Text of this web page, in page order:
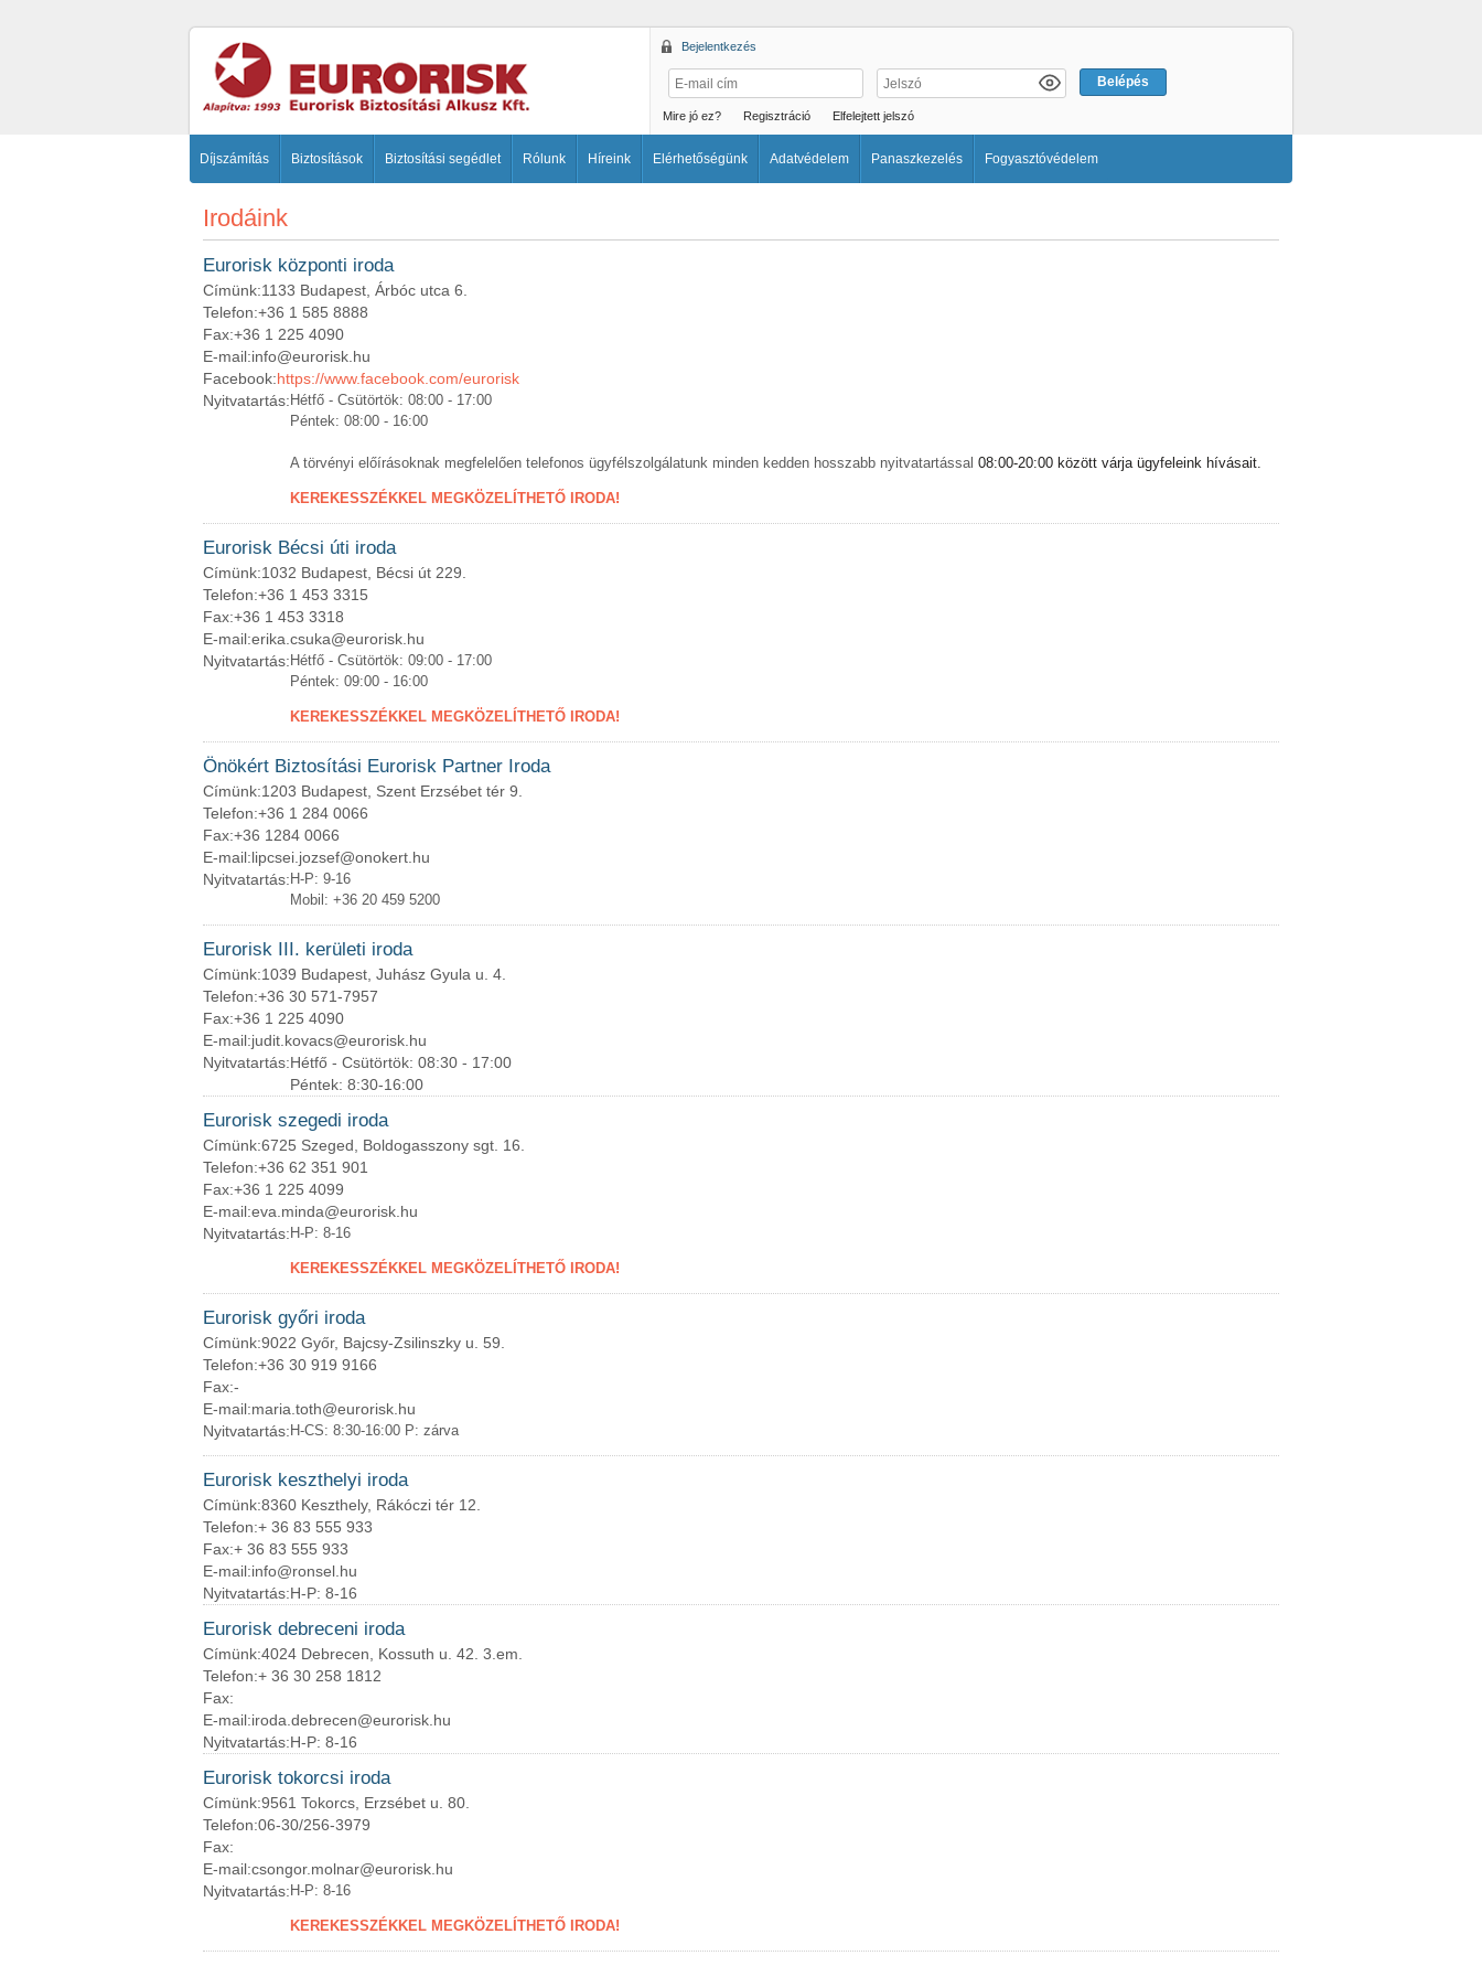
Bejelentkezés
Mire jó ez? Regisztráció Elfelejtett jelszó
Díjszámítás Biztosítások Biztosítási segédlet Rólunk Híreink Elérhetőségünk Adatvédelem Panaszkezelés Fogyasztóvédelem
Irodáink
Eurorisk központi iroda
Címünk:1133 Budapest, Árbóc utca 6.
Telefon:+36 1 585 8888
Fax:+36 1 225 4090
E-mail:info@eurorisk.hu
Facebook:https://www.facebook.com/eurorisk
Nyitvatartás: Hétfő - Csütörtök: 08:00 - 17:00
Péntek: 08:00 - 16:00
A törvényi előírásoknak megfelelően telefonos ügyfélszolgálatunk minden kedden hosszabb nyitvatartással 08:00-20:00 között várja ügyfeleink hívásait.
KEREKESSZÉKKEL MEGKÖZELÍTHETŐ IRODA!
Eurorisk Bécsi úti iroda
Címünk:1032 Budapest, Bécsi út 229.
Telefon:+36 1 453 3315
Fax:+36 1 453 3318
E-mail:erika.csuka@eurorisk.hu
Nyitvatartás: Hétfő - Csütörtök: 09:00 - 17:00
Péntek: 09:00 - 16:00
KEREKESSZÉKKEL MEGKÖZELÍTHETŐ IRODA!
Önökért Biztosítási Eurorisk Partner Iroda
Címünk:1203 Budapest, Szent Erzsébet tér 9.
Telefon:+36 1 284 0066
Fax:+36 1284 0066
E-mail:lipcsei.jozsef@onokert.hu
Nyitvatartás: H-P: 9-16
Mobil: +36 20 459 5200
Eurorisk III. kerületi iroda
Címünk:1039 Budapest, Juhász Gyula u. 4.
Telefon:+36 30 571-7957
Fax:+36 1 225 4090
E-mail:judit.kovacs@eurorisk.hu
Nyitvatartás:Hétfő - Csütörtök: 08:30 - 17:00
Péntek: 8:30-16:00
Eurorisk szegedi iroda
Címünk:6725 Szeged, Boldogasszony sgt. 16.
Telefon:+36 62 351 901
Fax:+36 1 225 4099
E-mail:eva.minda@eurorisk.hu
Nyitvatartás: H-P: 8-16
KEREKESSZÉKKEL MEGKÖZELÍTHETŐ IRODA!
Eurorisk győri iroda
Címünk:9022 Győr, Bajcsy-Zsilinszky u. 59.
Telefon:+36 30 919 9166
Fax:-
E-mail:maria.toth@eurorisk.hu
Nyitvatartás: H-CS: 8:30-16:00 P: zárva
Eurorisk keszthelyi iroda
Címünk:8360 Keszthely, Rákóczi tér 12.
Telefon:+ 36 83 555 933
Fax:+ 36 83 555 933
E-mail:info@ronsel.hu
Nyitvatartás:H-P: 8-16
Eurorisk debreceni iroda
Címünk:4024 Debrecen, Kossuth u. 42. 3.em.
Telefon:+ 36 30 258 1812
Fax:
E-mail:iroda.debrecen@eurorisk.hu
Nyitvatartás:H-P: 8-16
Eurorisk tokorcsi iroda
Címünk:9561 Tokorcs, Erzsébet u. 80.
Telefon:06-30/256-3979
Fax:
E-mail:csongor.molnar@eurorisk.hu
Nyitvatartás: H-P: 8-16
KEREKESSZÉKKEL MEGKÖZELÍTHETŐ IRODA!